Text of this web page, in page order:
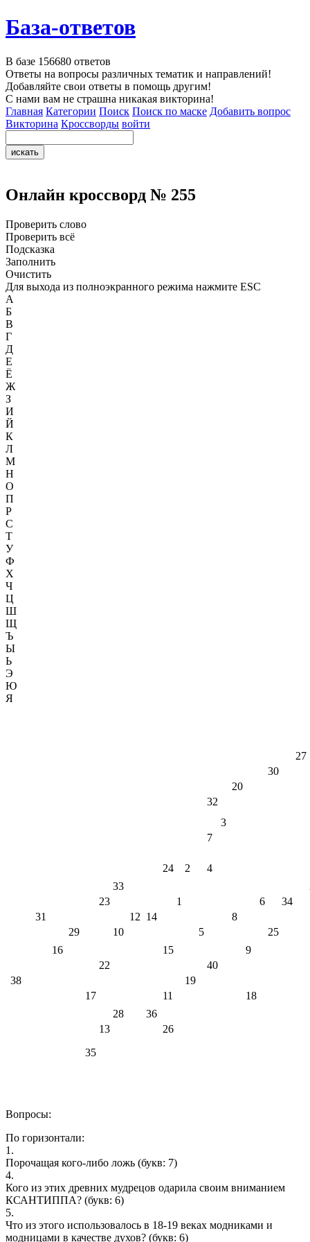
База-ответов
В базе 156680 ответов
Ответы на вопросы различных тематик и направлений!
Добавляйте свои ответы в помощь другим!
С нами вам не страшна никакая викторина!
Главная Категории Поиск Поиск по маске Добавить вопрос
Викторина Кроссворды войти
Онлайн кроссворд № 255
Проверить слово
Проверить всё
Подсказка
Заполнить
Очистить
Для выхода из полноэкранного режима нажмите ESC
А
Б
В
Г
Д
Е
Ё
Ж
З
И
Й
К
Л
М
Н
О
П
Р
С
Т
У
Ф
Х
Ч
Ц
Ш
Щ
Ъ
Ы
Ь
Э
Ю
Я
27
30
20
32
3
7
24 2
4
33
23
1 6
34
31
12 14
8
29
10 5
25
16
15
9
22
40
38
19
17
11
18
28
36
13
26
35
Вопросы:
По горизонтали:
1.
Порочащая кого-либо ложь (букв: 7)
4.
Кого из этих древних мудрецов одарила своим вниманием
КСАНТИППА? (букв: 6)
5.
Что из этого использовалось в 18-19 веках модниками и
модницами в качестве духов? (букв: 6)